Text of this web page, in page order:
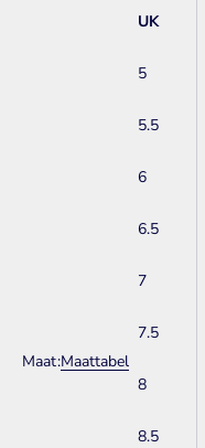
Maat:Maattabel
UK
5
5.5
6
6.5
7
7.5
8
8.5